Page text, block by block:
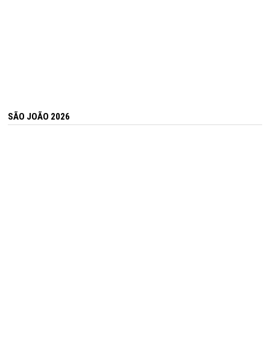
SÃO JOÃO 2026